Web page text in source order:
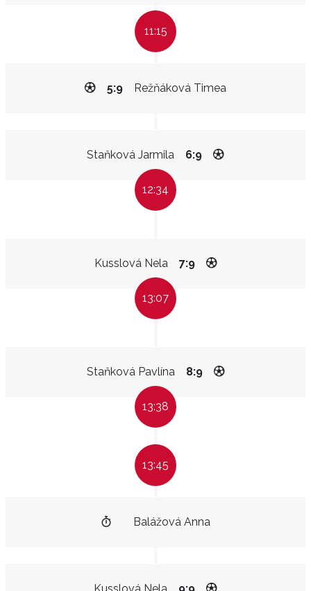
11:15
Režňáková Timea
5:9
Staňková Jarmila 6:9
12:34
Kusslová Nela 7:9
13:07
Staňková Pavlína 8:9
13:38
13:45
Balážová Anna